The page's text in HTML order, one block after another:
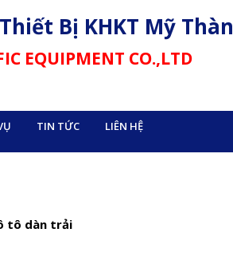
Bị KHKT Mỹ
EQUIPMENT CO.,LTD
TIN TỨC LIÊN HỆ
tô dàn trải